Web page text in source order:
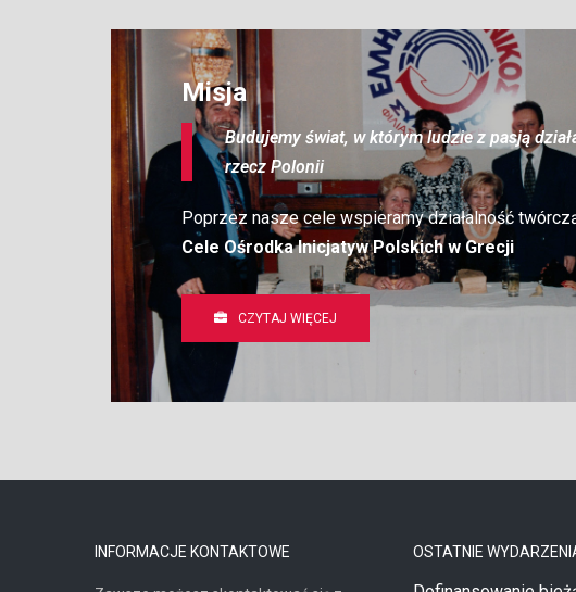
Misja
Budujemy świat, w którym ludzie z pasją
rzecz Polonii
Poprzez nasze cele wspieramy działalność
Cele Ośrodka Inicjatyw Polskich w Grecji
CZYTAJ WIĘCEJ
INFORMACJE KONTAKTOWE OSTATNIE